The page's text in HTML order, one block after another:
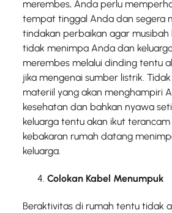
merembes, Anda perlu
tempat tinggal Anda dan segera
tindakan perbaikan agar musibah
tidak menimpa Anda dan
merembes melalui dinding tentu
jika mengenai sumber listrik.
materiil yang akan menghampiri
kesehatan dan bahkan nyawa
keluarga tentu akan ikut
kebakaran rumah datang
keluarga.
Colokan Kabel Menumpuk
Beraktivitas di rumah tentu tidak